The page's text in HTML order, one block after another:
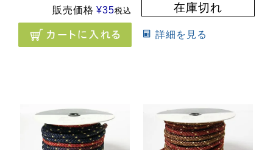
販売価格 ¥35税込 在庫切れ
詳細を見る